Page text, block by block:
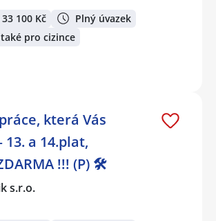
100 Kč
Plný úvazek
pro cizince
která Vás
a 14.plat,
!!! (P) 🛠️
s.r.o.